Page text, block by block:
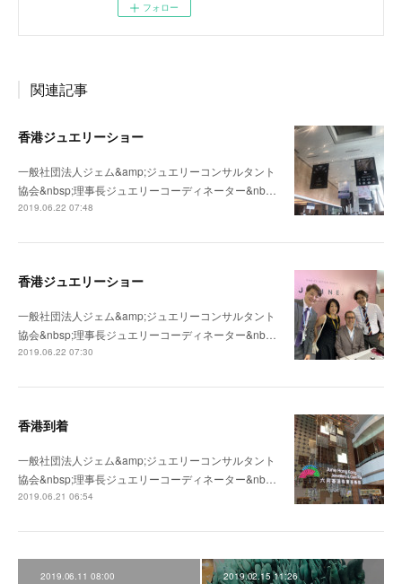
フォロー
関連記事
香港ジュエリーショー
一般社団法人ジェム&amp;ジュエリーコンサルタント
協会&nbsp;理事長ジュエリーコーディネーター&nb…
2019.06.22 07:48
香港ジュエリーショー
一般社団法人ジェム&amp;ジュエリーコンサルタント
協会&nbsp;理事長ジュエリーコーディネーター&nb…
2019.06.22 07:30
香港到着
一般社団法人ジェム&amp;ジュエリーコンサルタント
協会&nbsp;理事長ジュエリーコーディネーター&nb…
2019.06.21 06:54
2019.06.11 08:00 2019.02.15 11:26